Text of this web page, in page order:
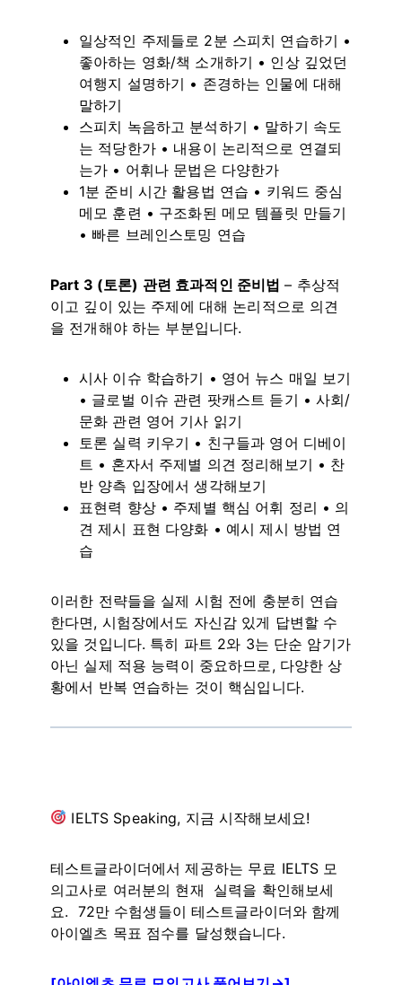
일상적인 주제들로 2분 스피치 연습하기 •
좋아하는 영화/책 소개하기 • 인상 깊었던
여행지 설명하기 • 존경하는 인물에 대해
말하기
스피치 녹음하고 분석하기 • 말하기 속도
는 적당한가 • 내용이 논리적으로 연결되
는가 • 어휘나 문법은 다양한가
1분 준비 시간 활용법 연습 • 키워드 중심
메모 훈련 • 구조화된 메모 템플릿 만들기
• 빠른 브레인스토밍 연습
Part 3 (토론) 관련 효과적인 준비법 – 추상적
이고 깊이 있는 주제에 대해 논리적으로 의견
을 전개해야 하는 부분입니다.
시사 이슈 학습하기 • 영어 뉴스 매일 보기
• 글로벌 이슈 관련 팟캐스트 듣기 • 사회/
문화 관련 영어 기사 읽기
토론 실력 키우기 • 친구들과 영어 디베이
트 • 혼자서 주제별 의견 정리해보기 • 찬
반 양측 입장에서 생각해보기
표현력 향상 • 주제별 핵심 어휘 정리 • 의
견 제시 표현 다양화 • 예시 제시 방법 연
습
이러한 전략들을 실제 시험 전에 충분히 연습
한다면, 시험장에서도 자신감 있게 답변할 수
있을 것입니다. 특히 파트 2와 3는 단순 암기가
아닌 실제 적용 능력이 중요하므로, 다양한 상
황에서 반복 연습하는 것이 핵심입니다.
IELTS Speaking, 지금 시작해보세요!
테스트글라이더에서 제공하는 무료 IELTS 모
의고사로 여러분의 현재 실력을 확인해보세
요. 72만 수험생들이 테스트글라이더와 함께
아이엘츠 목표 점수를 달성했습니다.